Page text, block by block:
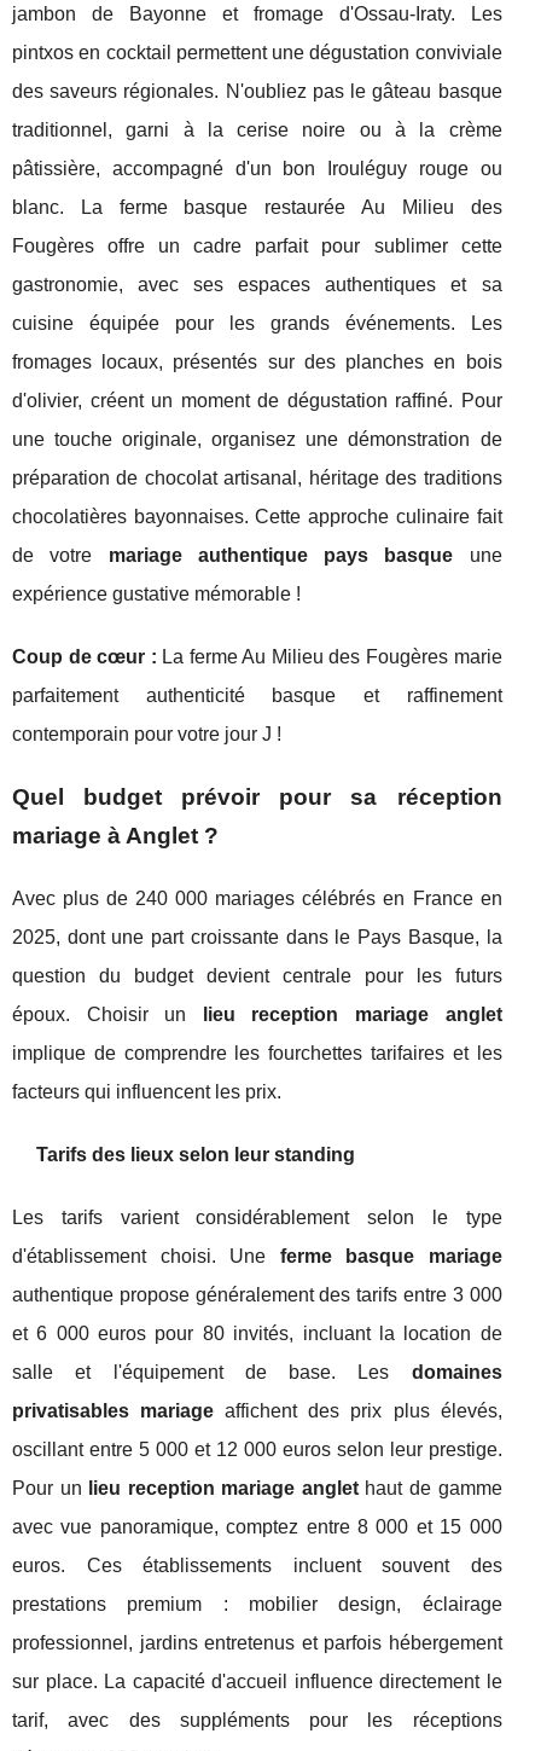
jambon de Bayonne et fromage d'Ossau-Iraty. Les
pintxos en cocktail permettent une dégustation conviviale
des saveurs régionales. N'oubliez pas le gâteau basque
traditionnel, garni à la cerise noire ou à la crème
pâtissière, accompagné d'un bon Irouléguy rouge ou
blanc. La ferme basque restaurée Au Milieu des
Fougères offre un cadre parfait pour sublimer cette
gastronomie, avec ses espaces authentiques et sa
cuisine équipée pour les grands événements. Les
fromages locaux, présentés sur des planches en bois
d'olivier, créent un moment de dégustation raffiné. Pour
une touche originale, organisez une démonstration de
préparation de chocolat artisanal, héritage des traditions
chocolatières bayonnaises. Cette approche culinaire fait
de votre mariage authentique pays basque une
expérience gustative mémorable !
Coup de cœur : La ferme Au Milieu des Fougères marie
parfaitement authenticité basque et raffinement
contemporain pour votre jour J !
Quel budget prévoir pour sa réception
mariage à Anglet ?
Avec plus de 240 000 mariages célébrés en France en
2025, dont une part croissante dans le Pays Basque, la
question du budget devient centrale pour les futurs
époux. Choisir un
lieu reception mariage anglet
implique de comprendre les fourchettes tarifaires et les
facteurs qui influencent les prix.
Tarifs des lieux selon leur standing
Les tarifs varient considérablement selon le type
d'établissement choisi. Une ferme basque mariage
authentique propose généralement des tarifs entre 3 000
et 6 000 euros pour 80 invités, incluant la location de
salle et l'équipement de base. Les domaines
privatisables mariage affichent des prix plus élevés,
oscillant entre 5 000 et 12 000 euros selon leur prestige.
Pour un
lieu reception mariage anglethaut de gamme
avec vue panoramique, comptez entre 8 000 et 15 000
euros. Ces établissements incluent souvent des
prestations premium : mobilier design, éclairage
professionnel, jardins entretenus et parfois hébergement
sur place. La capacité d'accueil influence directement le
tarif, avec des suppléments pour les réceptions